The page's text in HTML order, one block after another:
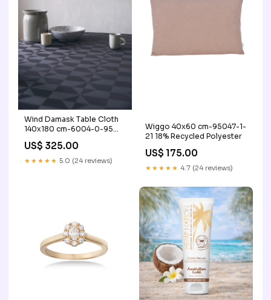
Wind Damask Table Cloth
140x180 cm-6004-0-95
US$ 325.00
★★★★★ 5.0 (24 reviews)
Wiggo 40x60 cm-95047-1-
21 18% Recycled Polyester
US$ 175.00
★★★★★ 4.7 (24 reviews)